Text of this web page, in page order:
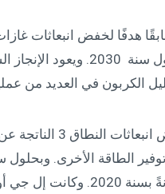
بمستويات سنة 2017)
الكربون في العديد من
تُحرز إل جي
منتجاتها بنسبة 19.4%